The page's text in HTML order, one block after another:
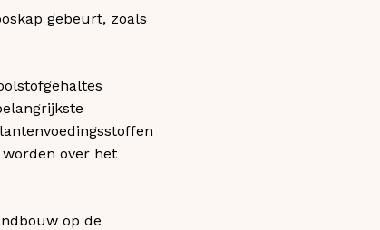
gebeurt, zoals
over het
op de